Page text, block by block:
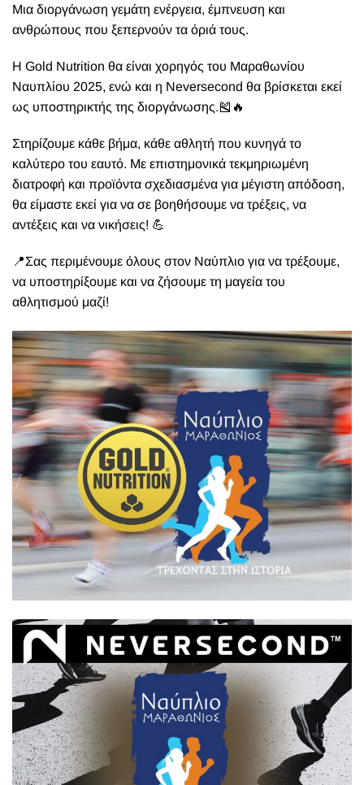
Μια διοργάνωση γεμάτη ενέργεια, έμπνευση και
ανθρώπους που ξεπερνούν τα όριά τους.
Η Gold Nutrition θα είναι χορηγός του Μαραθωνίου
Ναυπλίου 2025, ενώ και η Neversecond θα βρίσκεται εκεί
ως υποστηρικτής της διοργάνωσης.🎽🔥
Στηρίζουμε κάθε βήμα, κάθε αθλητή που κυνηγά το
καλύτερο του εαυτό. Με επιστημονικά τεκμηριωμένη
διατροφή και προϊόντα σχεδιασμένα για μέγιστη απόδοση,
θα είμαστε εκεί για να σε βοηθήσουμε να τρέξεις, να
αντέξεις και να νικήσεις! 💪
📍Σας περιμένουμε όλους στον Ναύπλιο για να τρέξουμε,
να υποστηρίξουμε και να ζήσουμε τη μαγεία του
αθλητισμού μαζί!